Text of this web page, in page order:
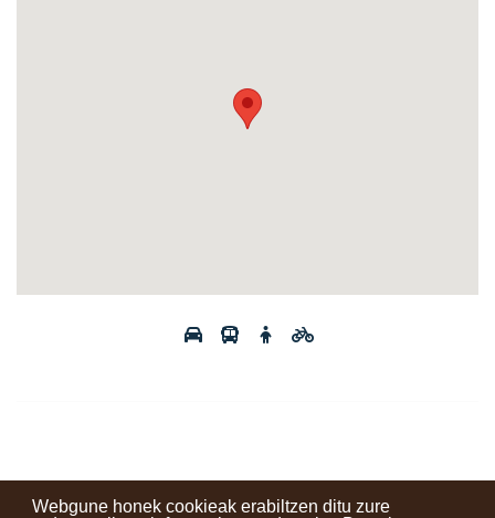
Webgune honek cookieak erabiltzen ditu zure